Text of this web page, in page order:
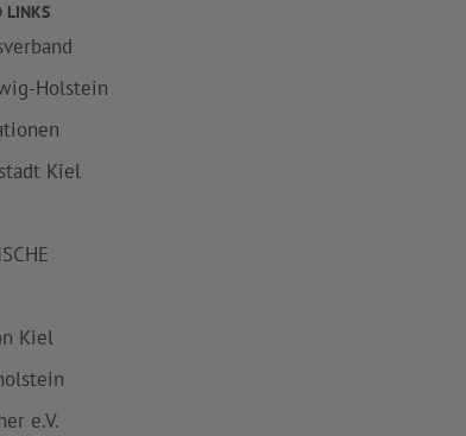
LINKS
Holstein
Kiel
Kiel
e.V.